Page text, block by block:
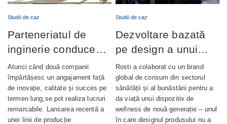
Studii de caz
Parteneriatul de
inginerie conduce
lansarea cu succes
a producției de
pompe de ungere
automată
Atunci când două companii
împărtășesc un angajament față
de inovație, calitate și succes pe
termen lung,se pot realiza lucruri
remarcabile. Lansarea recentă a
unei linii de producție
Studii de caz
Dezvoltare bazată
pe design a unui
dispozitiv de
wellness complet
integrat
Rosti a colaborat cu un brand
global de consum din sectorul
sănătății și al bunăstării pentru a
da viață unui dispozitiv de
wellness de nouă generație – unul
în care designul produsului nu a